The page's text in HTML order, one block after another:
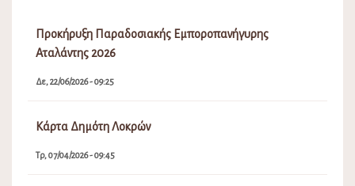
Προκήρυξη Παραδοσιακής Εμποροπανήγυρης
Αταλάντης 2026
Δε, 22/06/2026 - 09:25
Κάρτα Δημότη Λοκρών
Τρ, 07/04/2026 - 09:45